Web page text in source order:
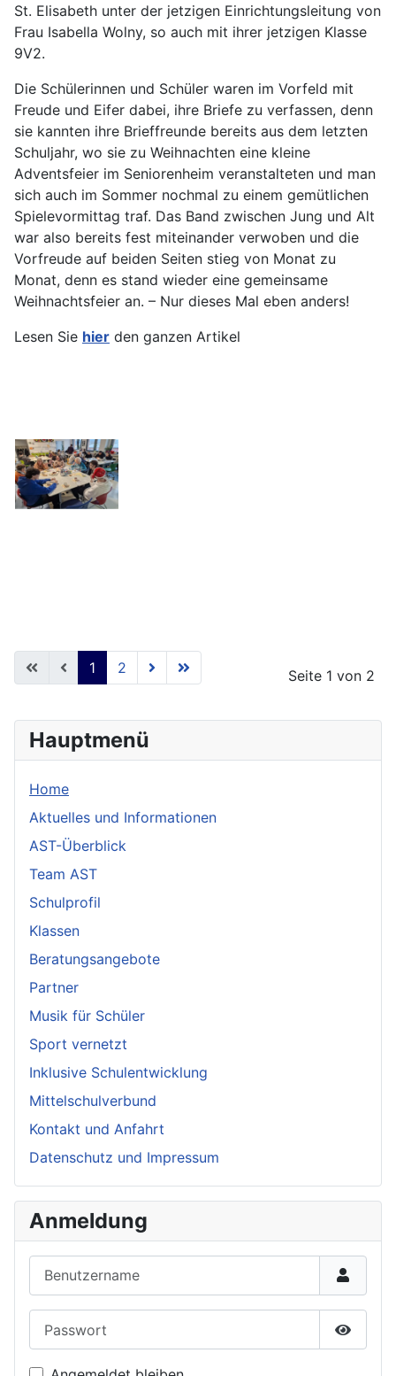
Hauptmenü
Home
Aktuelles und Informationen
AST-Überblick
Team AST
Schulprofil
Klassen
Beratungsangebote
Partner
Musik für Schüler
Sport vernetzt
Inklusive Schulentwicklung
Mittelschulverbund
Kontakt und Anfahrt
Datenschutz und Impressum
Anmeldung
St. Elisabeth unter der jetzigen Einrichtungsleitung von
Frau Isabella Wolny, so auch mit ihrer jetzigen Klasse
9V2.
Die Schülerinnen und Schüler waren im Vorfeld mit
Freude und Eifer dabei, ihre Briefe zu verfassen, denn
sie kannten ihre Brieffreunde bereits aus dem letzten
Schuljahr, wo sie zu Weihnachten eine kleine
Adventsfeier im Seniorenheim veranstalteten und man
sich auch im Sommer nochmal zu einem gemütlichen
Spielevormittag traf. Das Band zwischen Jung und Alt
war also bereits fest miteinander verwoben und die
Vorfreude auf beiden Seiten stieg von Monat zu
Monat, denn es stand wieder eine gemeinsame
Weihnachtsfeier an. – Nur dieses Mal eben anders!
Lesen Sie hier den ganzen Artikel
Seite 1 von 2
1 2